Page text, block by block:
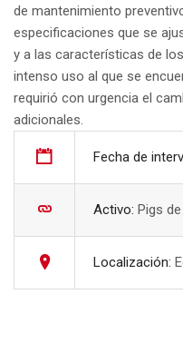
de mantenimiento
especificaciones que se
y a las características de
intenso uso al que se
requirió con urgencia el
adicionales.
Fecha de
Activo: Pigs
Localización: